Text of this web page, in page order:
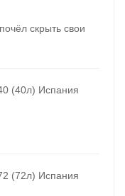
скрыть свои
(40л) Испания
(72л) Испания